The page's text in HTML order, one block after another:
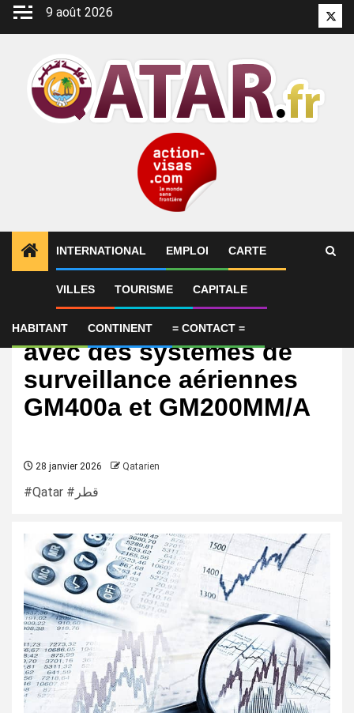
Aller
9 août 2026
INTERNATIONAL EMPLOI CARTE
VILLES TOURISME CAPITALE
HABITANT CONTINENT = CONTACT =
International
Thales équipe le Qatar
avec des systèmes de
surveillance aériennes
GM400a et GM200MM/A
28 janvier 2026 Qatarien
#Qatar #قطر